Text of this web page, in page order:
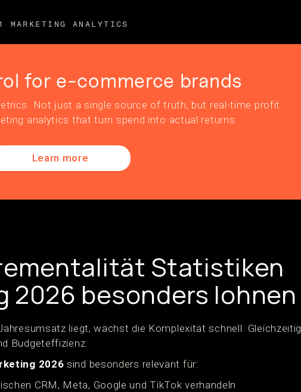
MARKETING ANALYTICS
for e-commerce brands
Not just a single source of truth, but real-time profit
analytics that turn spend into actual returns.
Learn more
Statistiken
2026 besonders lohnen
liegt, wächst die Komplexität schnell. Gleichzeitig
Budgeteffizienz.
2026 sind besonders relevant für:
CRM, Meta, Google und TikTok verhandeln